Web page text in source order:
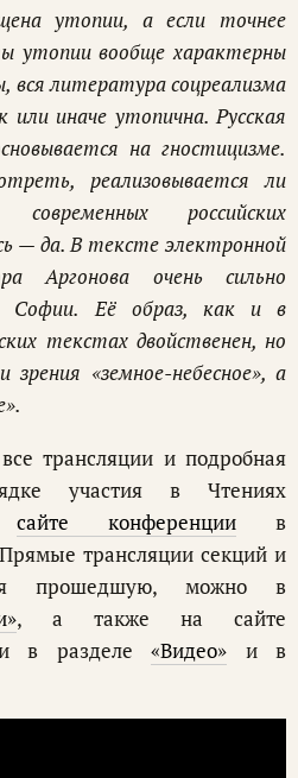
утопии, а если точнее
утопии вообще характерны
вся литература соцреализма
иначе утопична. Русская
на гностицизме.
реализовывается ли
российских
— да. В тексте электронной
Аргонова очень сильно
Софии. Её образ, как и в
текстах двойственен, но
«земное-небесное», а
трансляции и подробная
участия в Чтениях
сайте конференциив
трансляции секций и
прошедшую, можно в
, а также на сайте
в разделе «Видео» и в